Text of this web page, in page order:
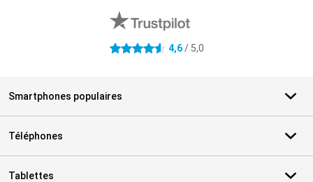
4.6 étoiles 4,6/ 5,0
Smartphones populaires
Téléphones
Tablettes